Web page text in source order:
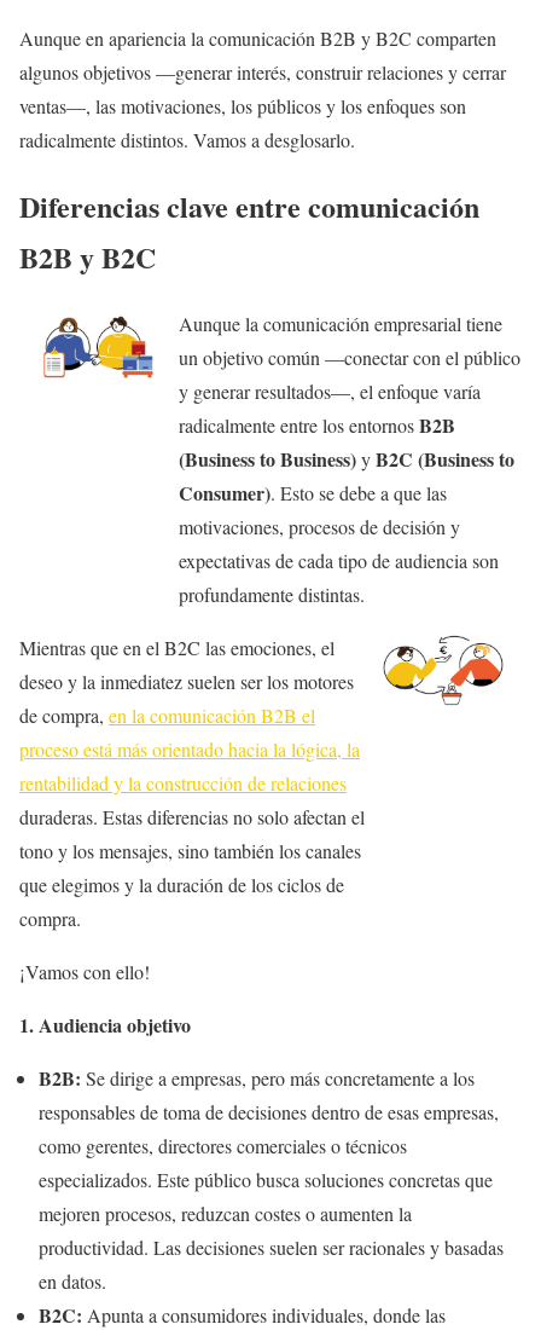
Aunque en apariencia la comunicación B2B y B2C comparten
algunos objetivos —generar interés, construir relaciones y cerrar
ventas—, las motivaciones, los públicos y los enfoques son
radicalmente distintos. Vamos a desglosarlo.
Diferencias clave entre comunicación
B2B y B2C
Aunque la comunicación empresarial tiene
un objetivo común —conectar con el público
y generar resultados—, el enfoque varía
radicalmente entre los entornosB2B
(Business to Business)yB2C (Business to
Consumer). Esto se debe a que las
motivaciones, procesos de decisión y
expectativas de cada tipo de audiencia son
profundamente distintas.
Mientras que en el B2C las emociones, el
deseo y la inmediatez suelen ser los motores
de compra, en la comunicación B2B el
proceso está más orientado hacia la lógica, la
rentabilidad y la construcción de relaciones
duraderas. Estas diferencias no solo afectan el
tono y los mensajes, sino también los canales
que elegimos y la duración de los ciclos de
compra.
¡Vamos con ello!
1. Audiencia objetivo
B2B: Se dirige a empresas, pero más concretamente a los
responsables de toma de decisiones dentro de esas empresas,
como gerentes, directores comerciales o técnicos
especializados. Este público busca soluciones concretas que
mejoren procesos, reduzcan costes o aumenten la
productividad. Las decisiones suelen ser racionales y basadas
en datos.
B2C: Apunta a consumidores individuales, donde las